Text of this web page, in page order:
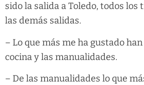
sido la salida a Toledo, todos los
las demás salidas.
– Lo que más me ha gustado
cocina y las manualidades.
– De las manualidades lo que